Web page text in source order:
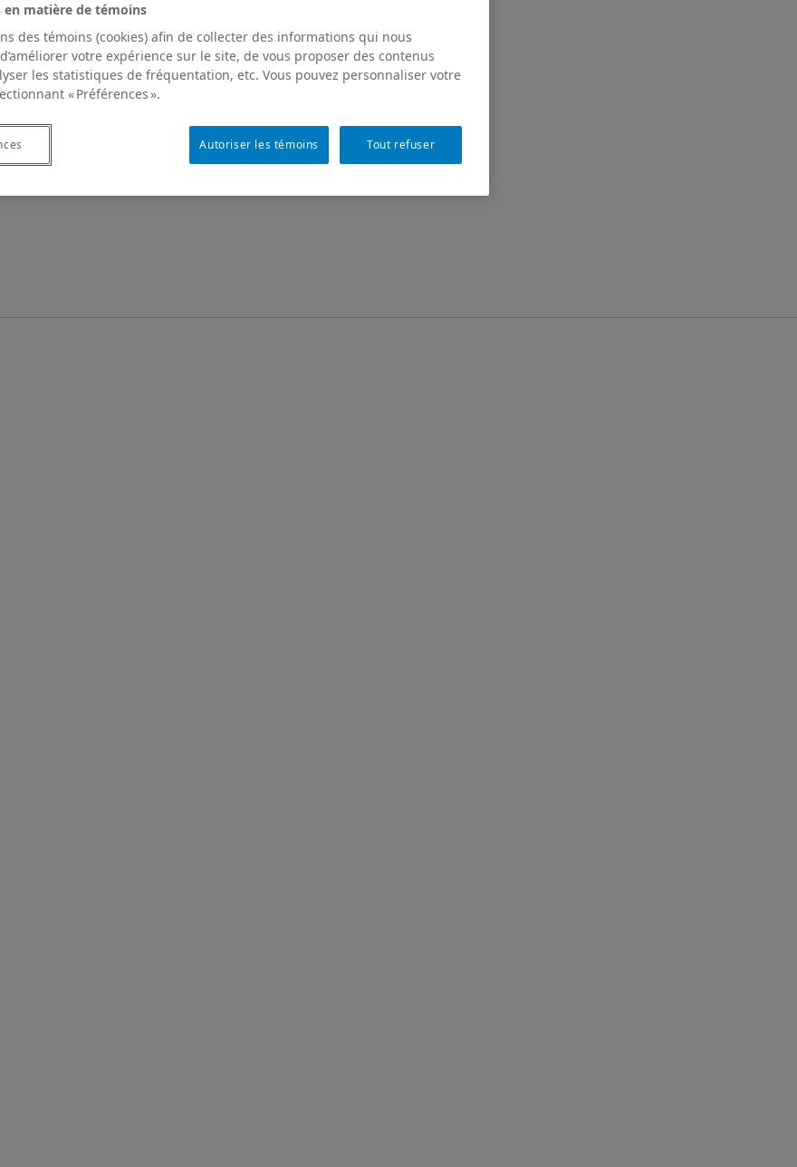
en matière de témoins
des témoins (cookies) afin de collecter des informations qui nous
votre expérience sur le site, de vous proposer des contenus
les statistiques de fréquentation, etc. Vous pouvez personnaliser votre
« Préférences ».
Tout refuser
Autoriser les témoins